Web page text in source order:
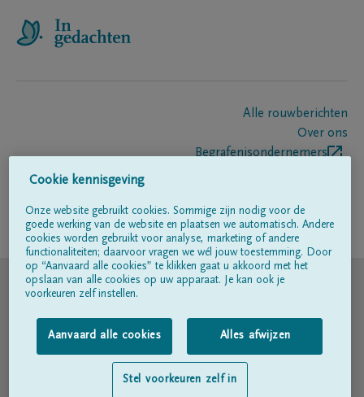
Alle rouwberichten
Over ons
Begrafenisondernemers
Volg ons op
© DELA
Gebruiksvoorwaarden
Privacyverklaring
Toegankelijkheidsverklaring
Cookie kennisgeving
Onze website gebruikt cookies. Sommige zijn nodig voor de
goede werking van de website en plaatsen we automatisch. Andere
cookies worden gebruikt voor analyse, marketing of andere
functionaliteiten; daarvoor vragen we wél jouw toestemming. Door
op “Aanvaard alle cookies” te klikken gaat u akkoord met het
opslaan van alle cookies op uw apparaat. Je kan ook je
voorkeuren zelf instellen.
Aanvaard alle cookies Alles afwijzen
Stel voorkeuren zelf in